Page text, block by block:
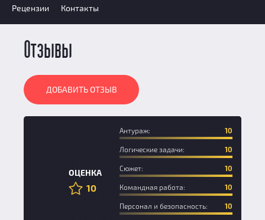
Рецензии Контакты
Отзывы
ДОБАВИТЬ ОТЗЫВ
ОЦЕНКА
10
Антураж: 10
Логические задачи: 10
Сюжет: 10
Командная работа: 10
Персонал и безопасность: 10